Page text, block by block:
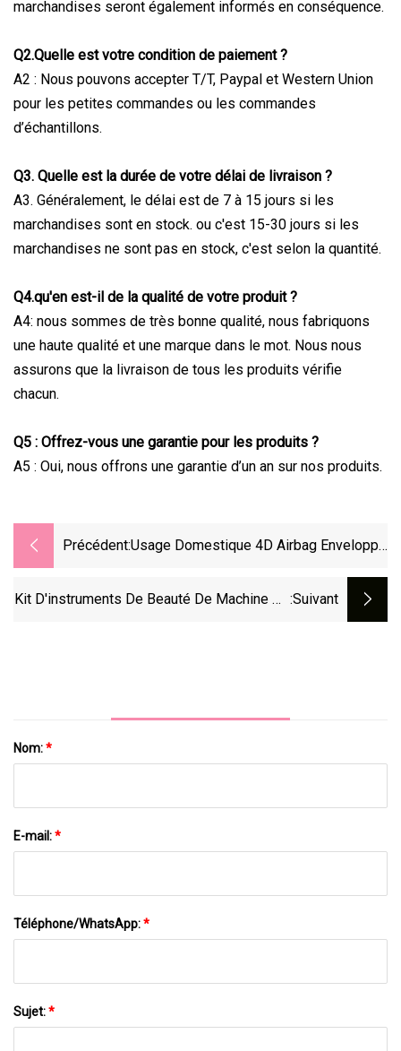
marchandises seront également informés en conséquence.
Q2.Quelle est votre condition de paiement ?
A2 : Nous pouvons accepter T/T, Paypal et Western Union
pour les petites commandes ou les commandes
d’échantillons.
Q3. Quelle est la durée de votre délai de livraison ?
A3. Généralement, le délai est de 7 à 15 jours si les
marchandises sont en stock. ou c'est 15-30 jours si les
marchandises ne sont pas en stock, c'est selon la quantité.
Q4.qu'en est-il de la qualité de votre produit ?
A4: nous sommes de très bonne qualité, nous fabriquons
une haute qualité et une marque dans le mot. Nous nous
assurons que la livraison de tous les produits vérifie
chacun.
Q5 : Offrez-vous une garantie pour les produits ?
A5 : Oui, nous offrons une garantie d’un an sur nos produits.
Précédent:Usage Domestique 4D Airbag Enveloppé
Électrique Bouton Contrôle Chaleur
Compresse Vibrant Shiatsu Masseur De
Kit D'instruments De Beauté De Machine De :suivant
Nom:*
E-mail:*
Téléphone/WhatsApp:*
Sujet:*